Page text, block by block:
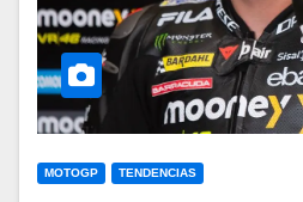
MOTOGP TENDENCIAS